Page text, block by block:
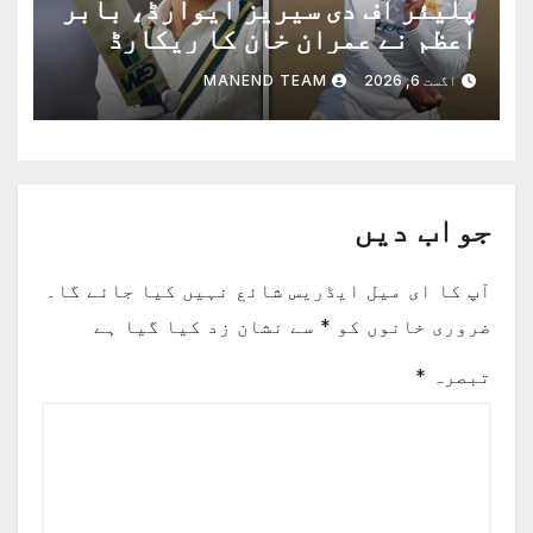
پلیئر آف دی سیریز ایوارڈ، بابر
اعظم نے عمران خان کا ریکارڈ
برابر کردیا
اگست 6, 2026 MANEND TEAM
جواب دیں
آپ کا ای میل ایڈریس شائع نہیں کیا جائے گا۔
ضروری خانوں کو * سے نشان زد کیا گیا ہے
تبصرہ *